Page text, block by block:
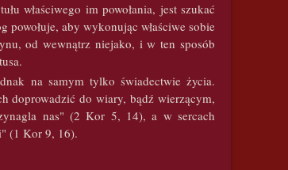
właściwego im powołania, jest szukać
aby wykonując właściwe sobie
od wewnątrz niejako, i w ten sposób
na samym tylko świadectwie życia.
doprowadzić do wiary, bądź wierzącym,
nas" (2 Kor 5, 14), a w sercach
(1 Kor 9, 16).